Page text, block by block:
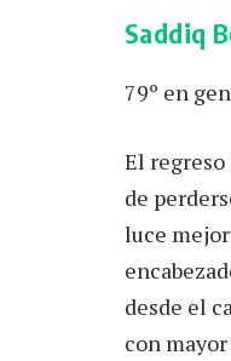
Saddiq
79º en
El regreso
de
luce
desde el
con